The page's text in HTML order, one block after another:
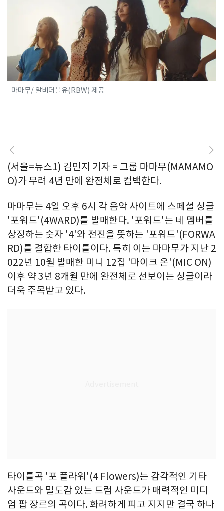
마마무/ 알비더블유(RBW) 제공
(서울=뉴스1) 김민지 기자 = 그룹 마마무(MAMAMO
O)가 무려 4년 만에 완전체로 컴백한다.
마마무는 4일 오후 6시 각 음악 사이트에 스페셜 싱글
'포워드'(4WARD)를 발매한다. '포워드'는 네 멤버를
상징하는 숫자 '4'와 전진을 뜻하는 '포워드'(FORWA
RD)를 결합한 타이틀이다. 특히 이는 마마무가 지난 2
022년 10월 발매한 미니 12집 '마이크 온'(MIC ON)
이후 약 3년 8개월 만에 완전체로 선보이는 싱글이라
더욱 주목받고 있다.
타이틀곡 '포 플라워'(4 Flowers)는 감각적인 기타
사운드와 밀도감 있는 드럼 사운드가 매력적인 미디
엄 팝 장르의 곡이다. 화려하게 피고 지지만 결국 하나